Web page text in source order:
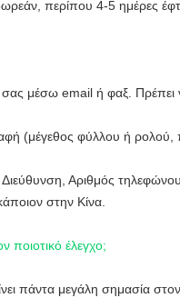
περίπου 4-5 ημέρες
μέσω email ή φαξ. Πρέπει
(μέγεθος φύλλου ή ρολού,
Αριθμός
στην Κίνα.
ποιοτικό έλεγχο;
πάντα μεγάλη σημασία